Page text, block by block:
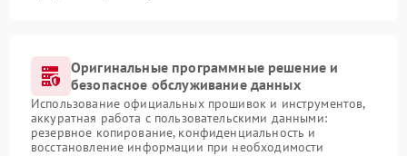
Оригинальные программные решение и
безопасное обслуживание данных
Использование официальных прошивок и инструментов,
аккуратная работа с пользовательскими данными:
резервное копирование, конфиденциальность и
восстановление информации при необходимости